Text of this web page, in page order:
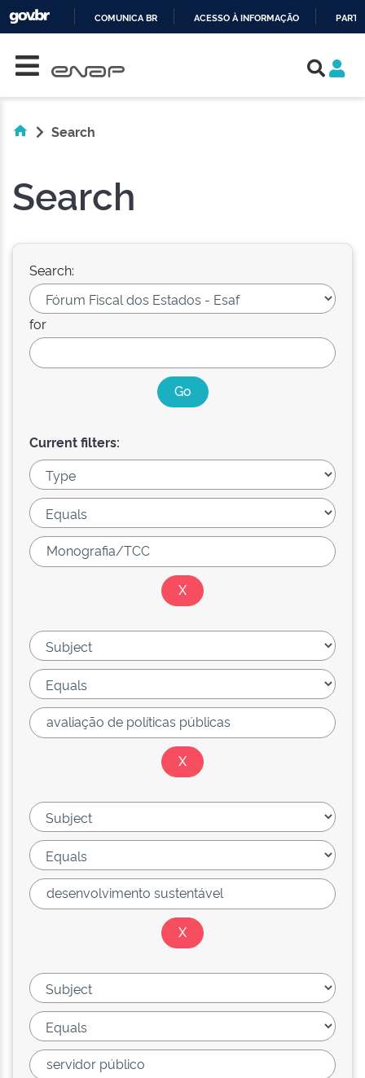
COMUNICA BR ACESSO À INFORMAÇÃO
Search
Search
Search:
for
Current filters: